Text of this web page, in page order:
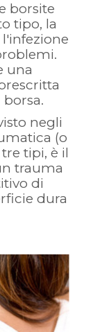
borsite
tipo, la
l'infezione
una
negli
(o
tipi, è il
trauma
di
dura